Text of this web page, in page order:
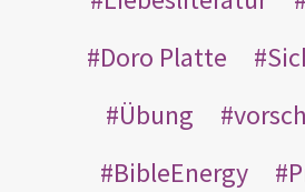
Doro Platte
Übung
BibleEnergy